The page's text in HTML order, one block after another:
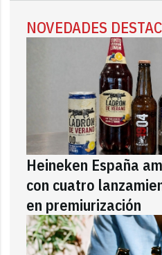
NOVEDADES
Heineken España
con cuatro
en premiurización